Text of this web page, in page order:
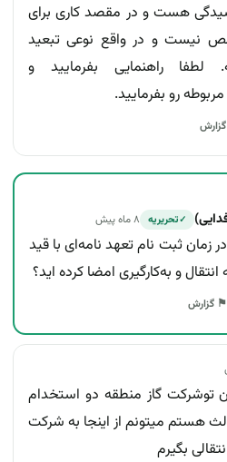
هست و در مقصد کاری برای
نیست و در واقع نوعی تبعید
راهنمایی بفرمایید و
رو بفرمایید.
✓تحریریه ۸ ماه پیش
زمان ثبت نام تعهد نامه‌ای با قید
و به‌کارگیری امضا کرده اید؟
⚑ گزارش
توشرکت گاز منطقه دو استخدام
هستم میتونم از اینجا به شرکت
بگیرم